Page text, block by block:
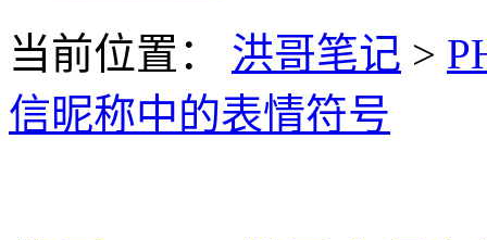
当前位置：
洪哥笔记 >
信昵称中的表情符号